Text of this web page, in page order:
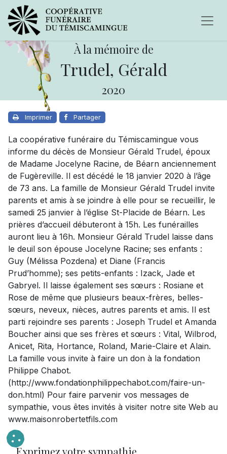
À la mémoire de
Trudel, Gérald
2020
Imprimer Partager
La coopérative funéraire du Témiscamingue vous
informe du décès de Monsieur Gérald Trudel, époux
de Madame Jocelyne Racine, de Béarn anciennement
de Fugèreville. Il est décédé le 18 janvier 2020 à l’âge
de 73 ans. La famille de Monsieur Gérald Trudel invite
parents et amis à se joindre à elle pour se recueillir, le
samedi 25 janvier à l’église St-Placide de Béarn. Les
prières d’accueil débuteront à 15h. Les funérailles
auront lieu à 16h. Monsieur Gérald Trudel laisse dans
le deuil son épouse Jocelyne Racine; ses enfants :
Guy (Mélissa Pozdena) et Diane (Francis
Prud’homme); ses petits-enfants : Izack, Jade et
Gabryel. Il laisse également ses sœurs : Rosiane et
Rose de même que plusieurs beaux-frères, belles-
sœurs, neveux, nièces, autres parents et amis. Il est
parti rejoindre ses parents : Joseph Trudel et Amanda
Boucher ainsi que ses frères et sœurs : Vital, Wilbrod,
Anicet, Rita, Hortance, Roland, Marie-Claire et Alain.
La famille vous invite à faire un don à la fondation
Philippe Chabot.
(http://www.fondationphilippechabot.com/faire-un-
don.html) Pour faire parvenir vos messages de
sympathie, vous êtes invités à visiter notre site Web au
www.maisonrobertetfils.com